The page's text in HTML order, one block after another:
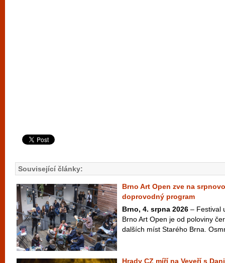
Související články:
Brno Art Open zve na
doprovodný program
Brno, 4. srpna 2026 – Festival
Brno Art Open je od poloviny
dalších míst Starého Brna.
Hrady CZ míří na Veveří s